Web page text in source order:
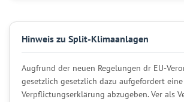
Hinweis zu Split-Klimaanlagen
Augfrund der neuen Regelungen dr EU-
gesetzlich gesetzlich dazu aufgefordert eine
Verpflictungserklärung abzugeben. Ver als